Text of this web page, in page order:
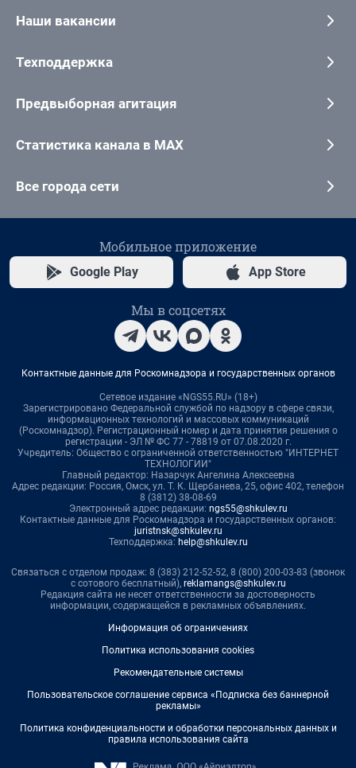
Наши вакансии
Техподдержка
Предвыборная агитация
Статистика канала в MAX
Все города сети
Мобильное приложение
Google Play App Store
Мы в соцсетях
Контактные данные для Роскомнадзора и государственных органов
Сетевое издание «NGS55.RU» (18+)
Зарегистрировано Федеральной службой по надзору в сфере связи,
информационных технологий и массовых коммуникаций
(Роскомнадзор). Регистрационный номер и дата принятия решения о
регистрации - ЭЛ № ФС 77 - 78819 от 07.08.2020 г.
Учредитель: Общество с ограниченной ответственностью "ИНТЕРНЕТ
ТЕХНОЛОГИИ"
Главный редактор: Назарчук Ангелина Алексеевна
Адрес редакции: Россия, Омск, ул. Т. К. Щербанева, 25, офис 402, телефон
8 (3812) 38-08-69
Электронный адрес редакции: ngs55@shkulev.ru
Контактные данные для Роскомнадзора и государственных органов:
juristnsk@shkulev.ru
Техподдержка: help@shkulev.ru
Связаться с отделом продаж: 8 (383) 212-52-52, 8 (800) 200-03-83 (звонок
с сотового бесплатный), reklamangs@shkulev.ru
Редакция сайта не несет ответственности за достоверность
информации, содержащейся в рекламных объявлениях.
Информация об ограничениях
Политика использования cookies
Рекомендательные системы
Пользовательское соглашение сервиса «Подписка без баннерной
рекламы»
Политика конфиденциальности и обработки персональных данных и
правила использования сайта